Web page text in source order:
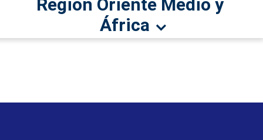
Región Oriente Medio y
África